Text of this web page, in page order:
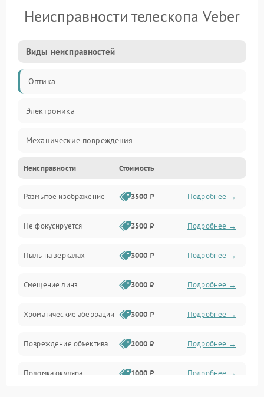
Неисправности телескопа Veber
Виды неисправностей
Оптика
Электроника
Механические повреждения
Механика
Электропитание
Наведение
Аксессуары
Неисправности Стоимость
Размытое изображение 3500 ₽ Подробнее →
Не фокусируется 3500 ₽ Подробнее →
Пыль на зеркалах 3000 ₽ Подробнее →
Смещение линз 3000 ₽ Подробнее →
Хроматические аберрации 3000 ₽ Подробнее →
Повреждение объектива 2000 ₽ Подробнее →
Поломка окуляра 1000 ₽ Подробнее →